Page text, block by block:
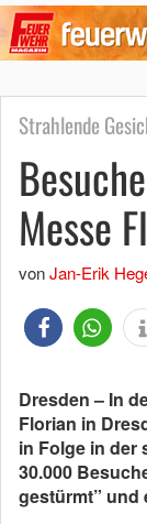
Strahlende
Messe
vonJan-Erik
Dresden – In
Florian in
in Folge in der
30.000
gestürmt” und